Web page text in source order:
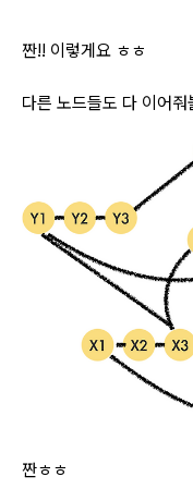
짠!! 이렇게요 ㅎㅎ
다른 노드들도 다 이어줘
짠ㅎㅎ